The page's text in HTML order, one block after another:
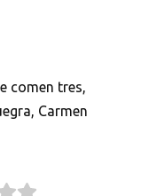
comen tres,
Carmen